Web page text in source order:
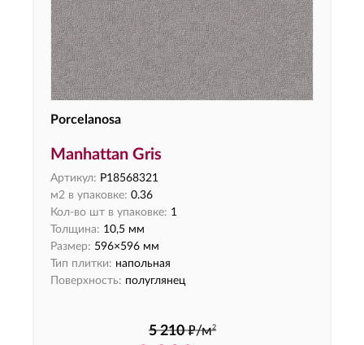
Porcelanosa
Manhattan Gris
Артикул: P18568321
м2 в упаковке: 0.36
Кол-во шт в упаковке: 1
Толщина: 10,5 мм
Размер: 596×596 мм
Тип плитки: напольная
Поверхность: полуглянец
5 210 ф/м2